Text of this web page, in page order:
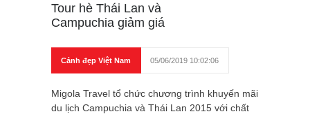
Tour hè Thái Lan và
Campuchia giảm giá
Cảnh đẹp Việt Nam 05/06/2019 10:02:06
Migola Travel tổ chức chương trình khuyến mãi
du lịch Campuchia và Thái Lan 2015 với chất